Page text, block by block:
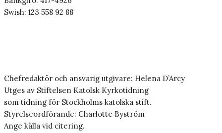
Swish: 123 558 92 88
Chefredaktör och ansvarig utgivare: Helena D’Arcy
Utges av Stiftelsen Katolsk Kyrkotidning
som tidning för Stockholms katolska stift.
Styrelseordförande: Charlotte Byström
Ange källa vid citering.